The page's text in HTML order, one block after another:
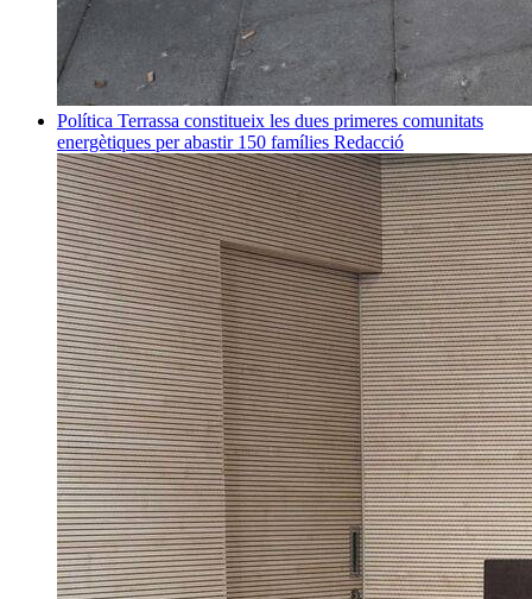
Política Terrassa constitueix les dues primeres comunitats
energètiques per abastir 150 famílies Redacció